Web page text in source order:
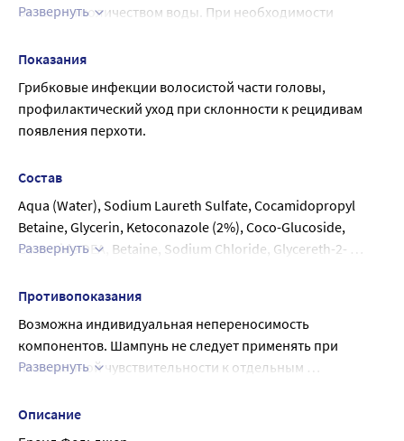
большим количеством воды. При необходимости
Для достижения противоперхотного действия шампунь
необходимо использовать 2 раза в неделю в течение 3-4
недель.
При обострении перхоти использовать ежедневно в
течение 5 дней. Для профилактики или закрепления
или один раз в две недели.
Развернуть
Показания
Грибковые инфекции волосистой части головы,
профилактический уход при склонности к рецидивам
появления перхоти.
Состав
Aqua (Water), Sodium Laureth Sulfate, Cocamidopropyl
Betaine, Glycerin, Ketoconazole (2%), Coco-Glucoside,
Cocamide DEA, Betaine, Sodium Chloride, Glycereth-2-
Citric Acid, Methylisothiazolinone,
Развернуть
Противопоказания
Возможна индивидуальная непереносимость
компонентов. Шампунь не следует применять при
повышенной чувствительности к отдельным
Развернуть
Описание